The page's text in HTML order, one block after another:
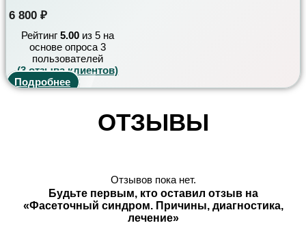
6 800 ₽
Рейтинг5.00 из 5 на
основе опроса3
пользователей
(3отзыва клиентов)
Подробнее
ОТЗЫВЫ
Отзывов пока нет.
Будьте первым, кто оставил отзыв на
«Фасеточный синдром. Причины, диагностика,
лечение»